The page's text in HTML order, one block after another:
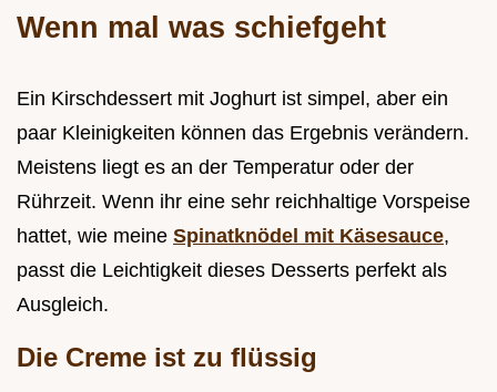
Wenn mal was schiefgeht
Ein Kirschdessert mit Joghurt ist simpel, aber ein
paar Kleinigkeiten können das Ergebnis verändern.
Meistens liegt es an der Temperatur oder der
Rührzeit. Wenn ihr eine sehr reichhaltige Vorspeise
hattet, wie meine Spinatknödel mit Käsesauce,
passt die Leichtigkeit dieses Desserts perfekt als
Ausgleich.
Die Creme ist zu flüssig